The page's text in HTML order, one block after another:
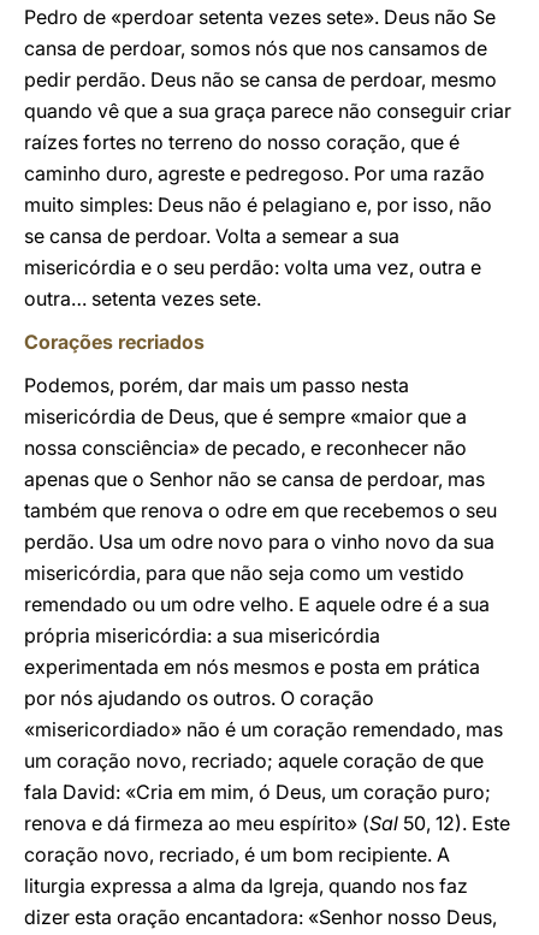
Pedro de «perdoar setenta vezes sete». Deus não Se
cansa de perdoar, somos nós que nos cansamos de
pedir perdão. Deus não se cansa de perdoar, mesmo
quando vê que a sua graça parece não conseguir criar
raízes fortes no terreno do nosso coração, que é
caminho duro, agreste e pedregoso. Por uma razão
muito simples: Deus não é pelagiano e, por isso, não
se cansa de perdoar. Volta a semear a sua
misericórdia e o seu perdão: volta uma vez, outra e
outra… setenta vezes sete.
Corações recriados
Podemos, porém, dar mais um passo nesta
misericórdia de Deus, que é sempre «maior que a
nossa consciência» de pecado, e reconhecer não
apenas que o Senhor não se cansa de perdoar, mas
também que renova o odre em que recebemos o seu
perdão. Usa um odre novo para o vinho novo da sua
misericórdia, para que não seja como um vestido
remendado ou um odre velho. E aquele odre é a sua
própria misericórdia: a sua misericórdia
experimentada em nós mesmos e posta em prática
por nós ajudando os outros. O coração
«misericordiado» não é um coração remendado, mas
um coração novo, recriado; aquele coração de que
fala David: «Cria em mim, ó Deus, um coração puro;
renova e dá firmeza ao meu espírito» (Sal 50, 12). Este
coração novo, recriado, é um bom recipiente. A
liturgia expressa a alma da Igreja, quando nos faz
dizer esta oração encantadora: «Senhor nosso Deus,